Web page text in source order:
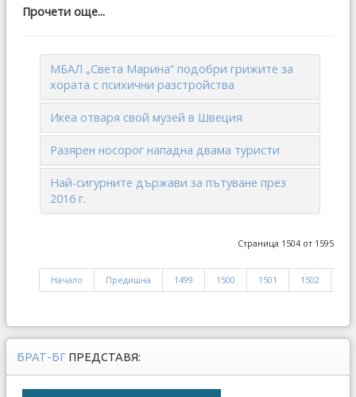
Прочети още...
МБАЛ „Света Марина“ подобри грижите за
хората с психични разстройства
Икеа отваря свой музей в Швеция
Разярен носорог нападна двама туристи
Най-сигурните държави за пътуване през
2016 г.
Страница 1504 от 1595
Начало Предишна 1499 1500 1501 1502
БРАТ-БГ ПРЕДСТАВЯ: